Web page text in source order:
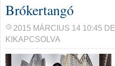
Brókertangó
2015 MÁRCIUS 14 10:45
KIKAPCSOLVA